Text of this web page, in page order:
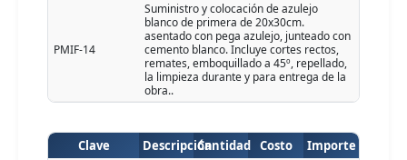
PMIF-14
Suministro y colocación de azulejo
blanco de primera de 20x30cm.
asentado con pega azulejo, junteado con
cemento blanco. Incluye cortes rectos,
remates, emboquillado a 45º, repellado,
la limpieza durante y para entrega de la
obra..
Clave DescripciónCantidad Costo Importe